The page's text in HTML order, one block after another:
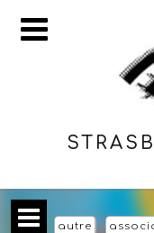
autre